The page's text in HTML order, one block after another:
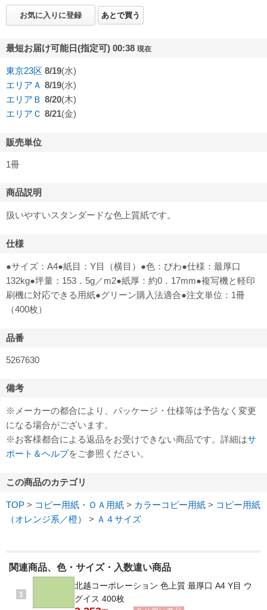
お気に入りに登録 あとで買う
最短お届け可能日(指定可) 00:38 現在
東京23区 8/19(水)
エリアＡ 8/19(水)
エリアＢ 8/20(木)
エリアＣ 8/21(金)
販売単位
1冊
商品説明
扱いやすいスタンダードな色上質紙です。
仕様
●サイズ：A4●紙目：Y目（横目）●色：びわ●仕様：最厚口
132kg●坪量：153．5g／m2●紙厚：約0．17mm●複写機と軽印
刷機に対応できる用紙●グリーン購入法適合●注文単位：1冊
（400枚）
品番
5267630
備考
※メーカーの都合により、パッケージ・仕様等は予告なく変更
になる場合がございます。
※お客様都合による返品をお受けできない商品です。詳細はサ
ポート＆ヘルプをご参照ください。
この商品のカテゴリ
TOP > コピー用紙・ＯＡ用紙 > カラーコピー用紙 > コピー用紙
（オレンジ系／橙）
> Ａ４サイズ
関連商品、色・サイズ・入数違い商品
1
北越コーポレーション 色上質 最厚口 A4 Y目 ウ
グイス 400枚